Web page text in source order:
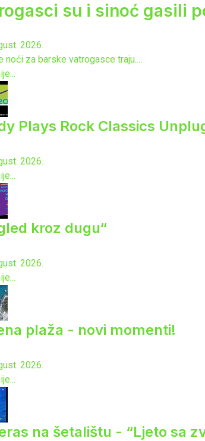
su i sinoć gasili
2026.
noći za barske vatrogasce traju....
Plays Rock Classics
2026.
kroz dugu“
2026.
plaža - novi momenti!
2026.
na šetalištu - “Ljeto sa